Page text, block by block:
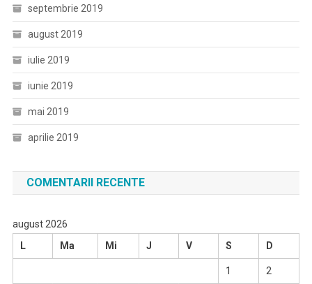
septembrie 2019
august 2019
iulie 2019
iunie 2019
mai 2019
aprilie 2019
COMENTARII RECENTE
august 2026
L
Ma Mi J V S D
1 2